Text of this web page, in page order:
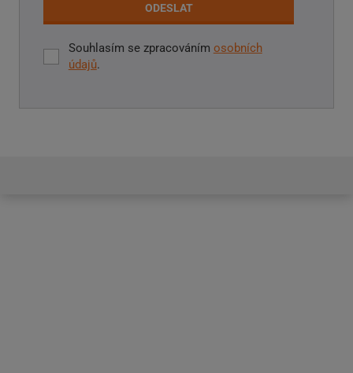
ODESLAT
Souhlasím
osobních
Souhlasím se zpracováním osobních
údajů.